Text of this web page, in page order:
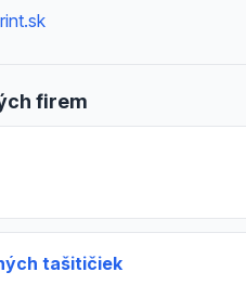
firem
tašitičiek